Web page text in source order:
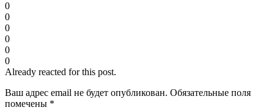
0
0
0
0
0
0
Already reacted for this post.
Ваш адрес email не будет опубликован. Обязательные поля
помечены *